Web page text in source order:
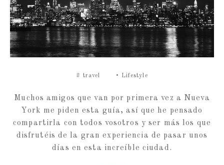
# travel • Lifestyle
Muchos amigos que van por primera vez a Nueva
York me piden esta guía, así que he pensado
compartirla con todos vosotros y ser más los que
disfrutéis de la gran experiencia de pasar unos
días en esta increíble ciudad.